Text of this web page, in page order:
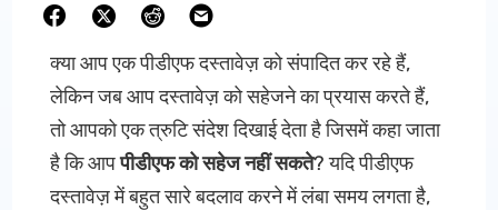
क्या आप एक पीडीएफ दस्तावेज़ को संपादित कर रहे हैं,
लेकिन जब आप दस्तावेज़ को सहेजने का प्रयास करते हैं,
तो आपको एक त्रुटि संदेश दिखाई देता है जिसमें कहा जाता
है कि आपपीडीएफ को सहेज नहीं सकते? यदि पीडीएफ
दस्तावेज़ में बहुत सारे बदलाव करने में लंबा समय लगता है,